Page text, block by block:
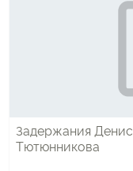
Задержания
Тютюнникова